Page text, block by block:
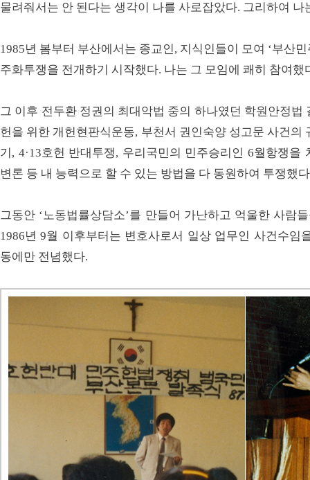
물려줘서는 안 된다는 생각이 나를 사로잡았다. 그리하여
1985년 봄부터 부산에서는 종교인, 지식인들이 모여 ‘부산
주화투쟁을 전개하기 시작했다. 나는 그 모임에 쾌히 참여했
그 이후 전두환 정권의 최대악법 중의 하나였던 학원안정법
헌을 위한 개헌현판식운동, 부천서 권인숙양 성고문 사건의
기, 4·13호헌 반대투쟁, 우리국민의 민주승리인 6월항쟁을
변론 등 내 능력으로 할 수 있는 방법을 다 동원하여 투쟁했
그동안 ‘노동법률상담소’를 만들어 가난하고 억울한 사람
1986년 9월 이후부터는 변호사로서 일상 업무인 사건수임
동에만 전념했다.